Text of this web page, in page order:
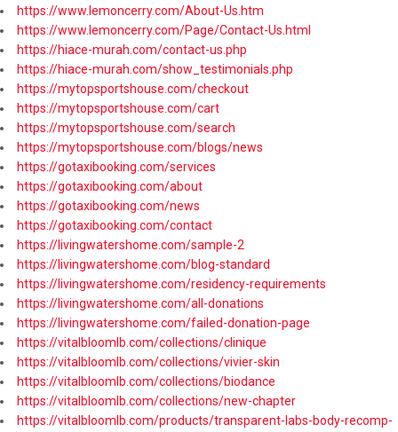
https://www.lemoncerry.com/About-Us.htm
https://www.lemoncerry.com/Page/Contact-Us.html
https://hiace-murah.com/contact-us.php
https://hiace-murah.com/show_testimonials.php
https://mytopsportshouse.com/checkout
https://mytopsportshouse.com/cart
https://mytopsportshouse.com/search
https://mytopsportshouse.com/blogs/news
https://gotaxibooking.com/services
https://gotaxibooking.com/about
https://gotaxibooking.com/news
https://gotaxibooking.com/contact
https://livingwatershome.com/sample-2
https://livingwatershome.com/blog-standard
https://livingwatershome.com/residency-requirements
https://livingwatershome.com/all-donations
https://livingwatershome.com/failed-donation-page
https://vitalbloomlb.com/collections/clinique
https://vitalbloomlb.com/collections/vivier-skin
https://vitalbloomlb.com/collections/biodance
https://vitalbloomlb.com/collections/new-chapter
https://vitalbloomlb.com/products/transparent-labs-body-recomp-